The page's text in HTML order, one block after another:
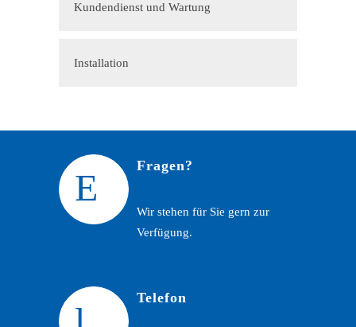
Kundendienst und Wartung
Installation
Fragen?
Wir stehen für Sie gern zur
Verfügung.
Telefon